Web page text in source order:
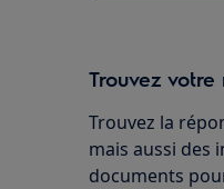
Trouvez
Trouvez la
mais aussi des
documents